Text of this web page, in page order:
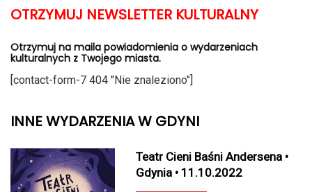
OTRZYMUJ NEWSLETTER KULTURALNY
Otrzymuj na maila powiadomienia o wydarzeniach
kulturalnych z Twojego miasta.
[contact-form-7 404 "Nie znaleziono"]
INNE WYDARZENIA W GDYNI
Teatr Cieni Baśni Andersena •
Gdynia • 11.10.2022